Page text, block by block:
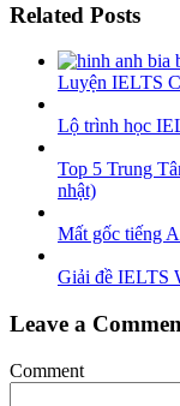
Related Posts
Luyện IELTS
Lộ trình học
Top 5 Trung
nhật)
Mất gốc tiếng
Giải đề IELTS
Leave a
Comment